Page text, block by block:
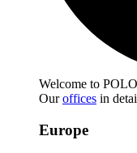
Welcome to
Ouroffices in
Europe